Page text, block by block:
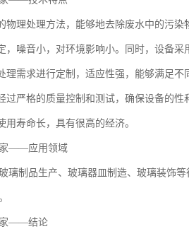
物理处理方法，能够地去除废水中的污染
噪音小，对环境影响小。同时，设备采
需求进行定制，适应性强，能够满足不
严格的质量控制和测试，确保设备的性
寿命长，具有很高的经济。
家——应用领域
璃制品生产、玻璃器皿制造、玻璃装饰
家——结论